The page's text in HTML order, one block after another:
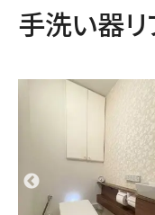
手洗い器